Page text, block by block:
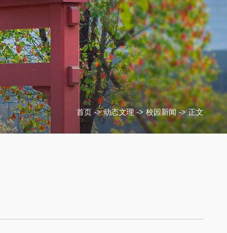
首页 ->动态文理-> 校园新闻->正文